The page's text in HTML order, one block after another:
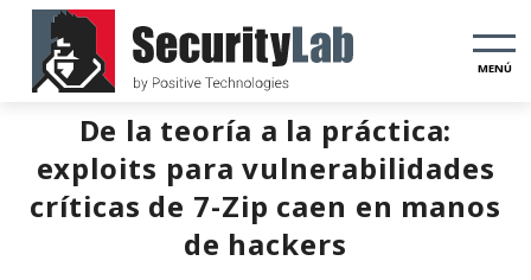
MENÚ
De la teoría a la práctica:
exploits para vulnerabilidades
críticas de 7-Zip caen en manos
de hackers